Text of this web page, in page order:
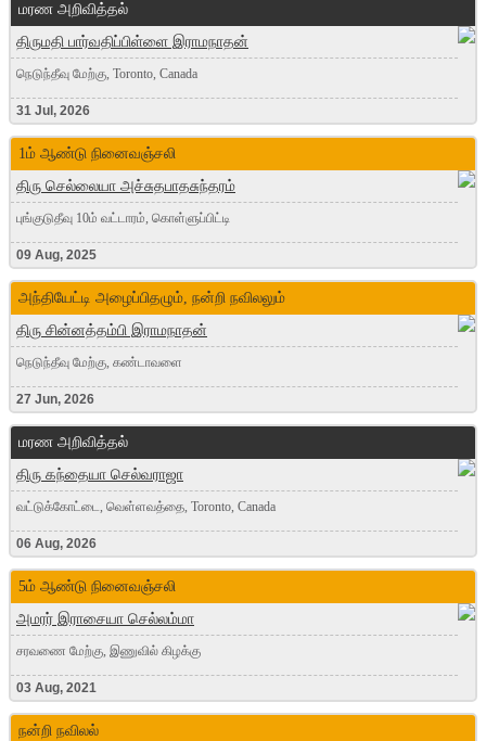
மரண அறிவித்தல்
திருமதி பார்வதிப்பிள்ளை இராமநாதன்
நெடுந்தீவு மேற்கு, Toronto, Canada
31 Jul, 2026
1ம் ஆண்டு நினைவஞ்சலி
திரு செல்லையா அச்சுதபாதசுந்தரம்
புங்குடுதீவு 10ம் வட்டாரம், கொள்ளுப்பிட்டி
09 Aug, 2025
அந்தியேட்டி அழைப்பிதழும், நன்றி நவிலலும்
திரு சின்னத்தம்பி இராமநாதன்
நெடுந்தீவு மேற்கு, கண்டாவளை
27 Jun, 2026
மரண அறிவித்தல்
திரு கந்தையா செல்வராஜா
வட்டுக்கோட்டை, வெள்ளவத்தை, Toronto, Canada
06 Aug, 2026
5ம் ஆண்டு நினைவஞ்சலி
அமரர் இராசையா செல்லம்மா
சரவணை மேற்கு, இணுவில் கிழக்கு
03 Aug, 2021
நன்றி நவிலல்